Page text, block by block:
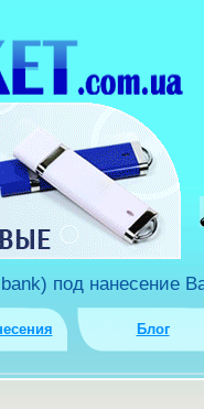
под нанесение
Блог